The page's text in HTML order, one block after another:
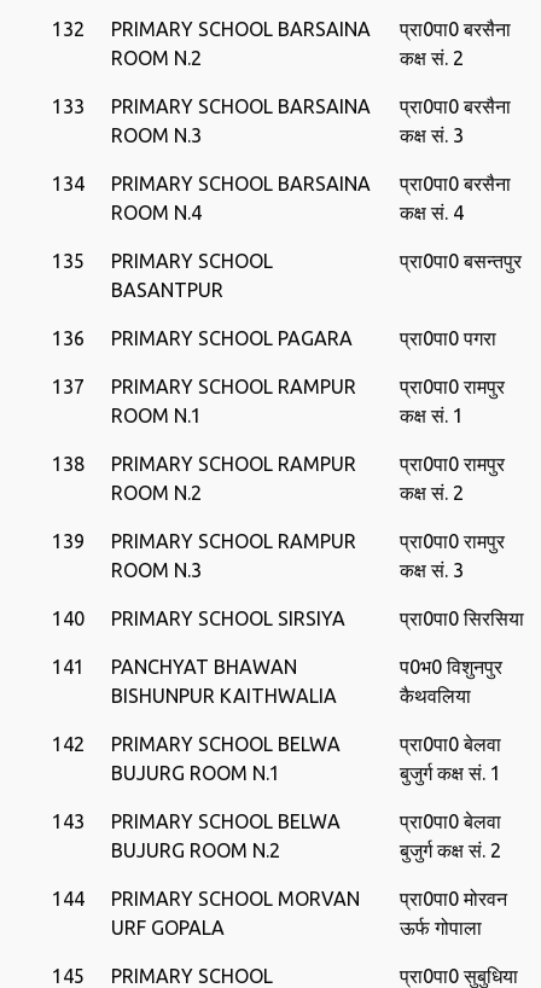
132
PRIMARY SCHOOL BARSAINA
ROOM N.2
प्रा0पा0 बरसैना
कक्ष सं. 2
133
PRIMARY SCHOOL BARSAINA
ROOM N.3
प्रा0पा0 बरसैना
कक्ष सं. 3
134
PRIMARY SCHOOL BARSAINA
ROOM N.4
प्रा0पा0 बरसैना
कक्ष सं. 4
135
PRIMARY SCHOOL
BASANTPUR
प्रा0पा0 बसन्‍तपुर
136 PRIMARY SCHOOL PAGARA प्रा0पा0 पगरा
137
PRIMARY SCHOOL RAMPUR
ROOM N.1
प्रा0पा0 रामपुर
कक्ष सं. 1
138
PRIMARY SCHOOL RAMPUR
ROOM N.2
प्रा0पा0 रामपुर
कक्ष सं. 2
139
PRIMARY SCHOOL RAMPUR
ROOM N.3
प्रा0पा0 रामपुर
कक्ष सं. 3
140 PRIMARY SCHOOL SIRSIYA प्रा0पा0 सिरसिया
141
PANCHYAT BHAWAN
BISHUNPUR KAITHWALIA
प0भ0 विशुनपुर
कैथवलिया
142
PRIMARY SCHOOL BELWA
BUJURG ROOM N.1
प्रा0पा0 बेलवा
बुजुर्ग कक्ष सं. 1
143
PRIMARY SCHOOL BELWA
BUJURG ROOM N.2
प्रा0पा0 बेलवा
बुजुर्ग कक्ष सं. 2
144
PRIMARY SCHOOL MORVAN
URF GOPALA
प्रा0पा0 मोरवन
ऊर्फ गोपाला
145
PRIMARY SCHOOL
प्रा0पा0 सुबुधिया